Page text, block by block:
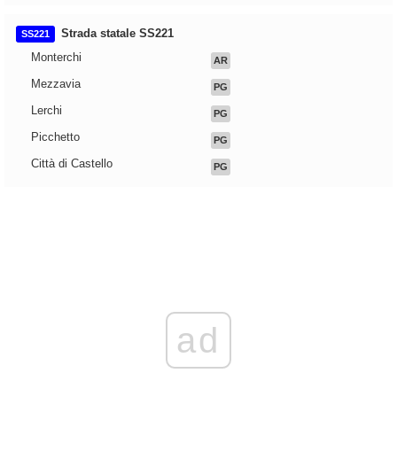
SS221
Strada statale SS221
Monterchi
AR
Mezzavia PG
Lerchi PG
Picchetto PG
Città di Castello PG
ad